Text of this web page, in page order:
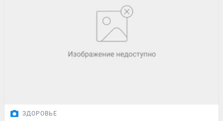
ЗДОРОВЬЕ